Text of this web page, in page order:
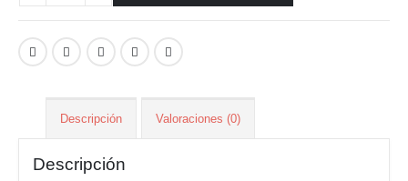
Descripción Valoraciones (0)
Descripción